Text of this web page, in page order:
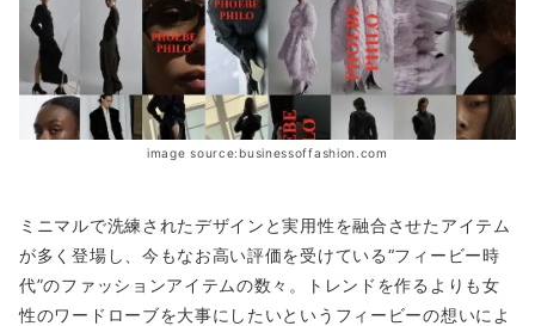
image source:businessoffashion.com
ミニマルで洗練されたデザインと実用性を融合させたアイテム
が多く登場し、今もなお高い評価を受けている“フィービー時
代”のファッションアイテムの数々。トレンドを作るよりも女
性のワードローブを大事にしたいというフィービーの想いによ